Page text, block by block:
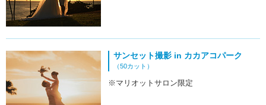
サンセット撮影 in カカアコパーク
（50カット）
※マリオットサロン限定